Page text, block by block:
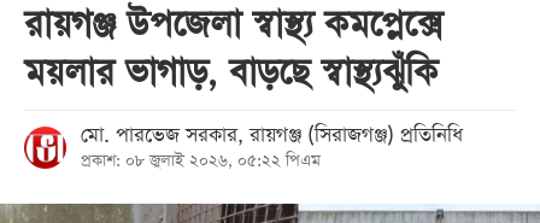
প্রচ্ছদ
জাতীয়
রাজনীতি
রায়গঞ্জ উপজেলা স্বাস্থ্য কমপ্লেক্সে
ময়লার ভাগাড়, বাড়ছে স্বাস্থ্যঝুঁকি
মো. পারভেজ সরকার, রায়গঞ্জ (সিরাজগঞ্জ) প্রতিনিধি
প্রকাশ: ০৮ জুলাই ২০২৬, ০৫:২২ পিএম